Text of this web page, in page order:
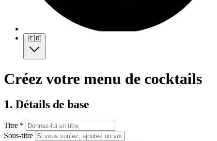
🇫🇷
Créez votre menu de cocktails
1. Détails de base
Titre *
Sous-titre